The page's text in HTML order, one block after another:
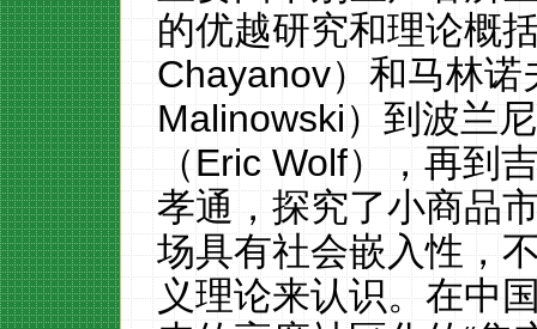
的优越研究和理论概
Chayanov）和马林诺
Malinowski）到波兰
（Eric Wolf），再到
孝通，探究了小商品
场具有社会嵌入性，
义理论来认识。在中